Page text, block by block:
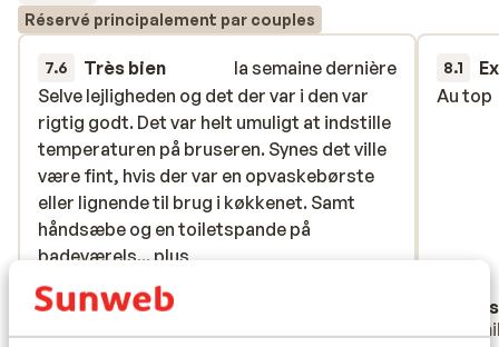
Réservé principalement par couples
7.6 Très bien
la semaine dernière
Selve lejligheden og det der var i den var
rigtig godt. Det var helt umuligt at indstille
temperaturen på bruseren. Synes det ville
være fint, hvis der var en opvaskebørste
eller lignende til brug i køkkenet. Samt
håndsæbe og en toiletspande på
badeværelset.
Selve lejligheden og det der var i den var
rigtig godt. Det var helt umuligt at indstille
temperaturen på bruseren. Synes det ville
være fint, hvis der var en opvaskebørste
eller lignende til brug i køkkenet. Samt
håndsæbe og en toiletspande på
badeværels... plus
Traduire en français (FR)
Anonyme
8.1
Au top
Au top